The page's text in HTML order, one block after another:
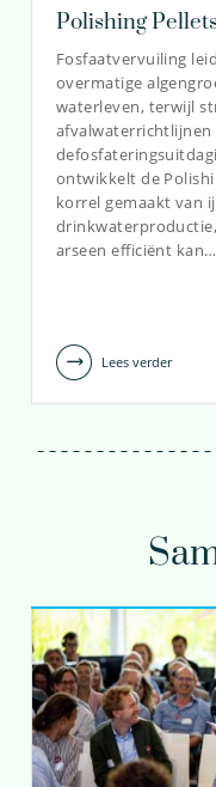
030-6069519
Polishing
Fosfaatvervuiling
overmatige
waterleven, terwijl
afvalwaterrichtlijnen
ontwikkelt de
korrel gemaakt van
arseen efficiënt kan…
Lees verder